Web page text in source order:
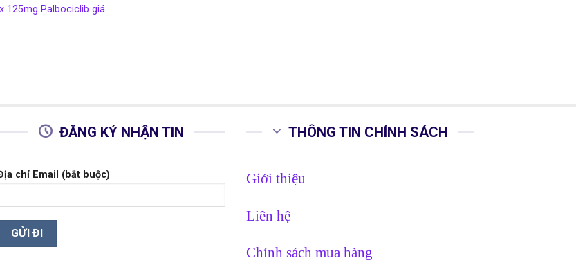
125mg Palbociclib giá
ĐĂNG KÝ NHẬN TIN
chỉ Email (bắt buộc)
THÔNG TIN CHÍNH SÁCH
Giới thiệu
Liên hệ
Chính sách mua hàng